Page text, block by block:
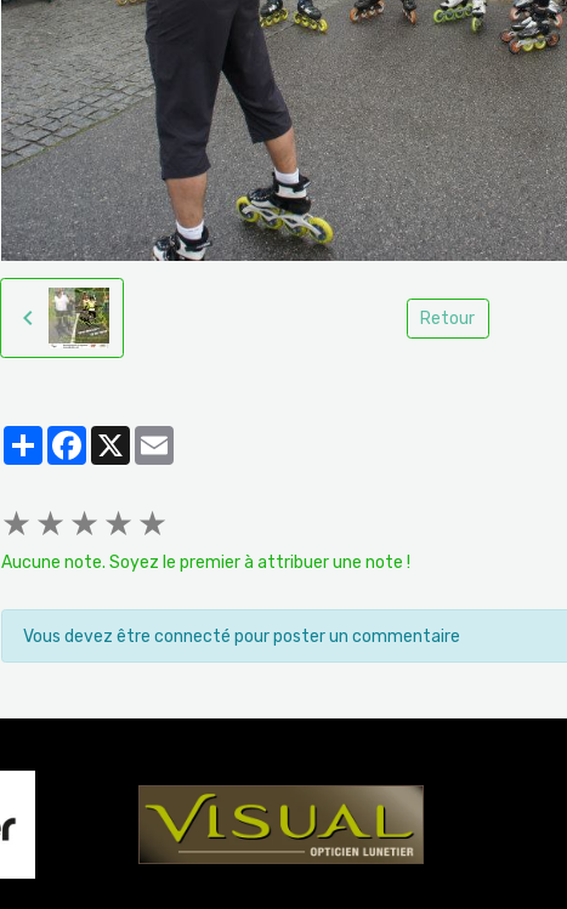
Retour
PartagerFacebook
X Email
★ ★ ★ ★ ★
Aucune note. Soyez le premier à attribuer une note !
Vous devez être connecté pour poster un commentaire